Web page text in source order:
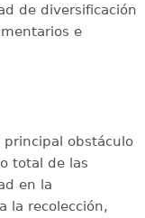
de diversificación
e
obstáculo
total de las
en la
la recolección,